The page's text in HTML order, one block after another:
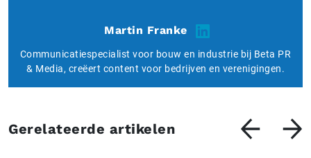
Martin Franke
Communicatiespecialist voor bouw en industrie bij Beta PR
& Media, creëert content voor bedrijven en verenigingen.
Gerelateerde artikelen